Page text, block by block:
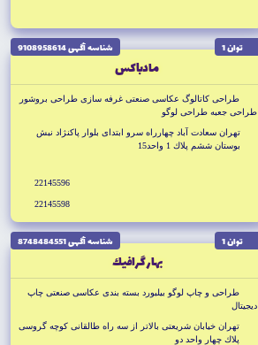
توان 1 شناسه آگهى 9108958614
مادباكس
طراحى كاتالوگ عكاسى صنعتى غرفه سازى طراحى بروشور
طراحى جعبه طراحى لوگو
تهران سعادت آباد چهارراه سرو ابتداى بلوار پاكنژاد نبش
بوستان ششم پلاك 1 واحد15
22145596
22145598
توان 1 شناسه آگهى 8748484551
بهار گرافيك
طراحى و چاپ لوگو بيلبورد بسته بندى عكاسى صنعتى چاپ
ديجيتال
تهران خيابان شريعتى بالاتر از سه راه طالقانى كوچه گروسى
پلاك چهار واحد دو